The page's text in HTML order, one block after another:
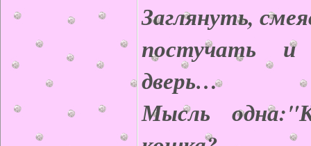
Заглянуть,
постучать и
дверь…
Мысль